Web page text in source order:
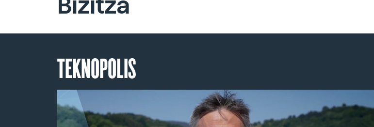
TEKNOPOLIS